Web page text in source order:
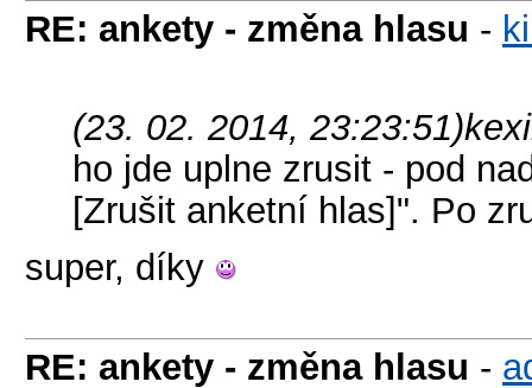
RE: ankety - změna hlasu -
(23. 02. 2014, 23:23:51)
ho jde uplne zrusit - pod
[Zrušit anketní hlas]". Po
super, díky
RE: ankety - změna hlasu -